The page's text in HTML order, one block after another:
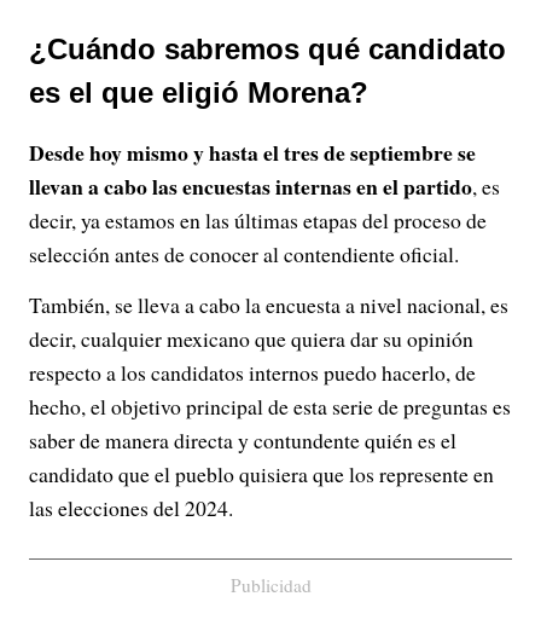
¿Cuándo sabremos qué candidato
es el que eligió Morena?
Desde hoy mismo y hasta el tres de septiembre se
llevan a cabo las encuestas internas en el partido, es
decir, ya estamos en las últimas etapas del proceso de
selección antes de conocer al contendiente oficial.
También, se lleva a cabo la encuesta a nivel nacional, es
decir, cualquier mexicano que quiera dar su opinión
respecto a los candidatos internos puedo hacerlo, de
hecho, el objetivo principal de esta serie de preguntas es
saber de manera directa y contundente quién es el
candidato que el pueblo quisiera que los represente en
las elecciones del 2024.
Publicidad